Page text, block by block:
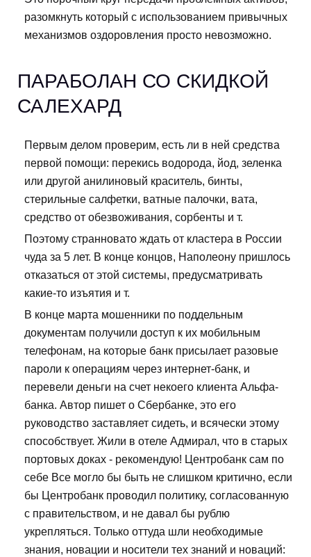
разомкнуть который с использованием привычных
механизмов оздоровления просто невозможно.
ПАРАБОЛАН СО СКИДКОЙ
САЛЕХАРД
Первым делом проверим, есть ли в ней средства
первой помощи: перекись водорода, йод, зеленка
или другой анилиновый краситель, бинты,
стерильные салфетки, ватные палочки, вата,
средство от обезвоживания, сорбенты и т.
Поэтому странновато ждать от кластера в России
чуда за 5 лет. В конце концов, Наполеону пришлось
отказаться от этой системы, предусматривать
какие-то изъятия и т.
В конце марта мошенники по поддельным
документам получили доступ к их мобильным
телефонам, на которые банк присылает разовые
пароли к операциям через интернет-банк, и
перевели деньги на счет некоего клиента Альфа-
банка. Автор пишет о Сбербанке, это его
руководство заставляет сидеть, и всячески этому
способствует. Жили в отеле Адмирал, что в старых
портовых доках - рекомендую! Центробанк сам по
себе Все могло бы быть не слишком критично, если
бы Центробанк проводил политику, согласованную
с правительством, и не давал бы рублю
укрепляться. Только оттуда шли необходимые
знания, новации и носители тех знаний и новаций: